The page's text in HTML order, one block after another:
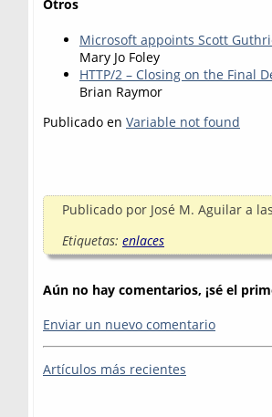
Otros
Microsoft appoints Scott
Mary Jo Foley
HTTP/2 – Closing on the Final
Brian Raymor
Publicado en Variable not found
Publicado por José M. Aguilar a
Etiquetas: enlaces
Aún no hay comentarios, ¡sé el
Enviar un nuevo comentario
Artículos más recientes